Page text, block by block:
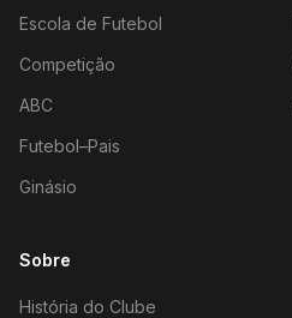
Escola de Futebol
Competição
ABC
Futebol–Pais
Ginásio
Sobre
História do Clube